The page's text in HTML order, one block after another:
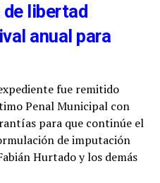
libertad
anual para
fue remitido
Penal Municipal con
para que continúe el
de imputación
Hurtado y los demás